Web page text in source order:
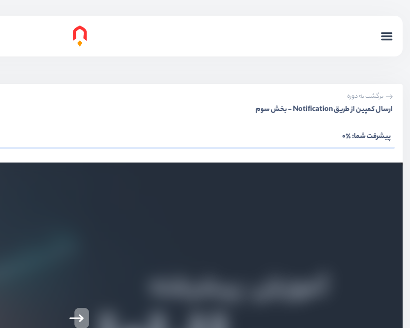
برگشت به دوره
ارسال کمپین از طریق Notification - بخش سوم
پیشرفت شما:٪0